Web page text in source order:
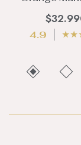
4.9 ★★